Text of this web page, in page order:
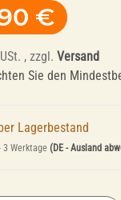
und Mandrelle
€ €
, zzgl. Versand
Sie den
Lagerbestand
3 Werktage (DE - Ausland